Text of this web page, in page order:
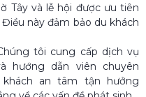
Tây và lễ hội được ưu tiên
này đảm bảo du khách
tôi cung cấp dịch vụ
hướng dẫn viên chuyên
an tâm tận hưởng